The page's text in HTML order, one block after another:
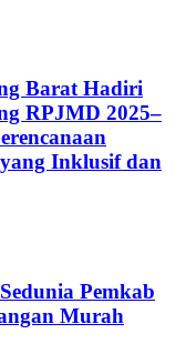
Barat Hadiri
RPJMD 2025–
Inklusif dan
Pemkab
Murah